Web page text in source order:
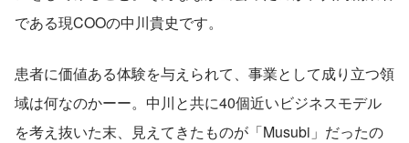
である現COOの中川貴史です。
患者に価値ある体験を与えられて、事業として成り立つ領
域は何なのかーー。中川と共に40個近いビジネスモデル
を考え抜いた末、見えてきたものが「Musubi」だったの